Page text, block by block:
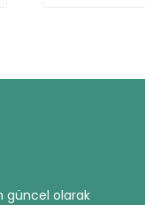
güncel olarak